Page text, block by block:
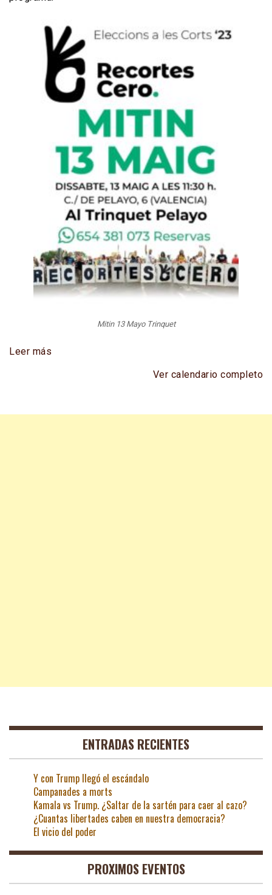
Mitin 13 Mayo Trinquet
Leer más
Ver calendario completo
ENTRADAS RECIENTES
Y con Trump llegó el escándalo
Campanades a morts
Kamala vs Trump. ¿Saltar de la sartén para caer al cazo?
¿Cuantas libertades caben en nuestra democracia?
El vicio del poder
PROXIMOS EVENTOS